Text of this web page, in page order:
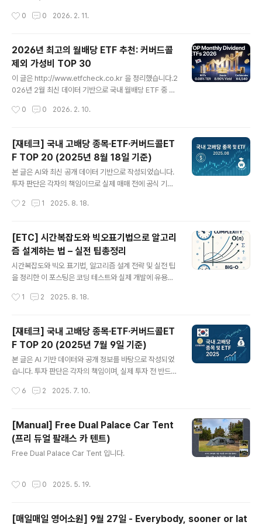
줄었다는 건 좋은 신호?🎯 핵심 개념부터'경제적 이유에
당 리츠(부동산 투자신탁)로, 연초부터 주가와 관심도가 동
인컴의 주가 흐름, 오른 이유, 배당 관점, 그리고 리스크까
지 정리해 드리겠습니다.리얼티 인컴이 뭐길래?리얼티 인
컴(Realty Income)은 미국 상장 리츠(부동산 투자신탁)
중에서도 많은 투자자에게 익숙한 이름입니다.주요 특징은
다음과 같습니다.매월 배당 지급: 일반 주식보다 자주 받는
임대 중심: 소매점, 통신시설, 건강·의료시설 등 다양한 ..
0 0 2026. 2. 11.
2026년 최고의 월배당 ETF 추천: 커버드콜
제외 가성비 TOP 30
이 글은 http://www.etfcheck.co.kr 을 정리했습니다.2
026년 2월 최신 데이터 기반으로 국내 월배당 ETF 중 커
습니다.현재가 대비 최근 배당률을 1순위, 연배당률 높음,
÷ 현재가 (배당 수익률 우선)2. 연배당률 (높을수록 우수)
3. 총보수 (낮을수록 우수)데이터 출처: 2026년 2월 10일
국내 월배당 ETF 전체 목록🥇 가성비 1위: TIGER 리츠부
동산인프라현재가: 4,540원 | 총보수: 0.08% | 연배당률:
8.90% | 최근배당: 33원배당수익률: 0.73% (월 기준 최
재가총보수연배당률최..
0 0 2026. 2. 10.
[재테크] 국내 고배당 종목·ETF·커버드콜ET
F TOP 20 (2025년 8월 18일 기준)
본 글은 AI와 최신 공개 데이터 기반으로 작성되었습니다.
투자 판단은 각자의 책임이므로 실제 매매 전에 공식 기업/
자료는 투자 참고용이며, 결과에 대한 책임은 지지 않습니
OP 20씩 정리했습니다. 배당성향, 배당주기, 배당률, 8월
18일 기준 주가와 최근 4회 배당금까지 한 번에 비교하세
요! 알찬 배당주 투자 전략을 원한다면 이 포스팅에서 모두
확인!2025년 8월 18일 기준 국내 고배당 종목·ETF·커버
로 구분하여일반종목(개별주/리츠), ETF(일반/커버드콜)
2 1 2025. 8. 18.
[ETC] 시간복잡도와 빅오표기법으로 알고리
즘 설계하는 법 – 실전 팁총정리
시간복잡도와 빅오 표기법, 알고리즘 설계 전략 및 실전 팁
을 정리한 이 포스팅은 코딩 테스트와 실제 개발에 유용한
해 가독성과 이해도를 높였습니다.시간복잡도와 알고리즘
율적인 개발자가 되려면 반드시 이해해야 할 개념이 바로
시간복잡도(Time Complexity), 그리고 이를 나타내는
빅오 표기법(Big-O Notation)입니다. 오늘은 실제 코딩
테스트와 실무 개발에 꼭 필요한 알고리즘 설계 팁과, 문제
요구사항에 맞는 적절한 알고리즘을 선택하는 방법을 알아
의 성능을 측정하는 지표로, 특정 입력 크기에서 알고리즘
1 2 2025. 8. 18.
[재테크] 국내 고배당 종목·ETF·커버드콜ET
F TOP 20 (2025년 7월 9일 기준)
본 글은 AI 기반 데이터와 공개 정보를 바탕으로 작성되었
습니다. 투자 판단은 각자의 책임이며, 실제 투자 전 반드시
I가 제공하는 정보는 참고용일 뿐, 투자 손실에 대한 책임을
정보를 포함했습니다.1. 일반종목1-1. 일반 개별주 (코스피/
코스닥)월배당국내 상장 개별주 중 월배당을 실시하는 종
목은 현재 없습니다.분기배당 상위 20종목순위종목명시장
014,450, 14,450, 14,450, 14,4502한샘코스..
6 2 2025. 7. 10.
[Manual] Free Dual Palace Car Tent
(프리 듀얼 팔래스 카 텐트)
Free Dual Palace Car Tent 입니다.
0 0 2025. 5. 19.
[매일매일 영어소원] 9월 27일 - Everybody, sooner or lat